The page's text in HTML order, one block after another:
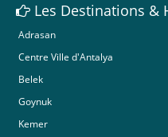
Les Destinations &
Adrasan
Centre Ville d'Antalya
Belek
Goynuk
Kemer